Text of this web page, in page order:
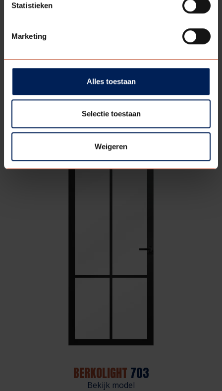
Statistieken
Marketing
Alles toestaan
Selectie toestaan
Weigeren
BERKOLIGHT702
Bekijk model
BERKOLIGHT 703
Bekijk model